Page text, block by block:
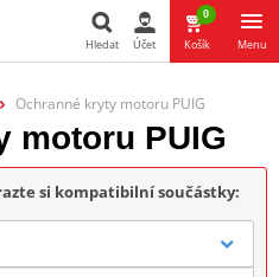
Hledat
Hledat Účet
0
Košík Menu
Ochranné kryty motoru PUIG
motoru PUIG
si kompatibilní součástky: